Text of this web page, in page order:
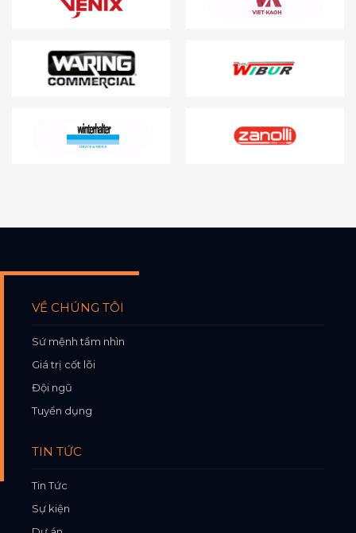
VỀ CHÚNG TÔI
Sứ mệnh tầm nhìn
Giá trị cốt lõi
Đội ngũ
Tuyển dụng
TIN TỨC
Tin Tức
Sự kiện